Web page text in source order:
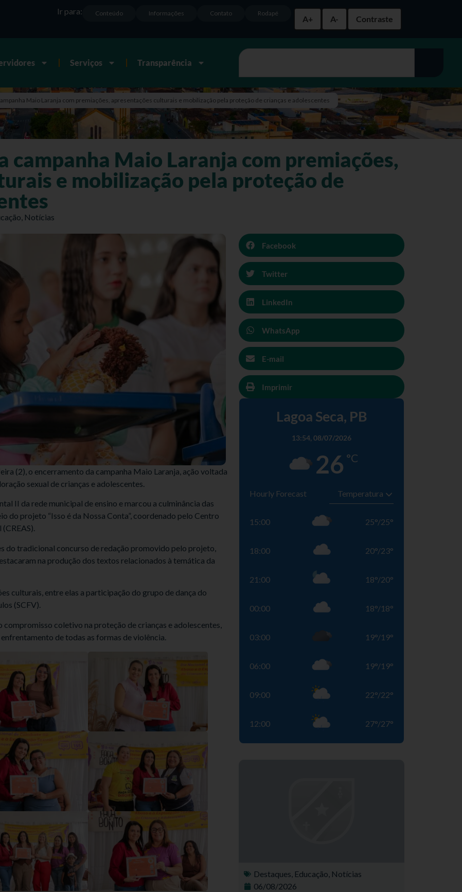
A+
A- Contraste
Rodapé
Contato
Informações
Conteúdo
Ir para:
Serviços Transparência
Maio Laranja com premiações, apresentações culturais e mobilização pela proteção de crianças e adolescentes
campanha Maio Laranja com premiações,
e mobilização pela proteção de
, Notícias
(2), o encerramento da campanha Maio Laranja, ação voltada
sexual de crianças e adolescentes.
II da rede municipal de ensino e marcou a culminância das
do projeto “Isso é da Nossa Conta”, coordenado pelo Centro
do tradicional concurso de redação promovido pelo projeto,
na produção dos textos relacionados à temática da
culturais, entre elas a participação do grupo de dança do
(SCFV).
coletivo na proteção de crianças e adolescentes,
de todas as formas de violência.
Facebook
Twitter
LinkedIn
WhatsApp
E-mail
Imprimir
Lagoa Seca, PB
13:54, 08/07/2026
26 °C
Hourly Forecast
15:00 25°/25°
18:00 20°/23°
21:00 18°/20°
00:00 18°/18°
03:00 19°/19°
06:00 19°/19°
09:00 22°/22°
12:00 27°/27°
Destaques, Educação, Notícias
06/08/2026